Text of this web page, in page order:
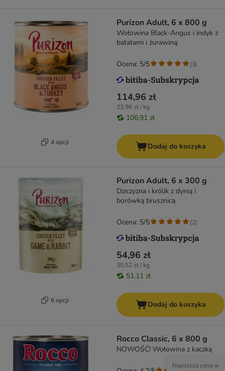
4 opcji
Purizon Adult, 6 x 800 g
Wołowina Black-Angus i indyk z
batatami i żurawiną
114,96 zł
23,96 zł / kg
106,91 zł
Ocena: 5/5 (3)
Dodaj do koszyka
6 opcji
Purizon Adult, 6 x 300 g
Dziczyzna i królik z dynią i
borówką brusznicą
54,96 zł
30,52 zł / kg
51,11 zł
Ocena: 5/5 (2)
Dodaj do koszyka
Rocco Classic, 6 x 800 g
NOWOŚĆ! Wołowina z kaczką
Najniższa cena w